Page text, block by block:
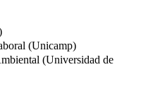
(Unicamp)
(Universidad de